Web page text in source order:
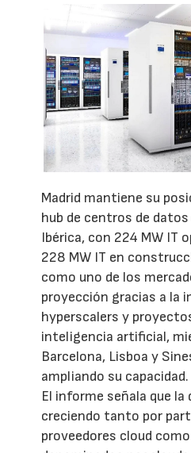
Madrid mantiene su
hub de centros de datos
Ibérica, con 224 MW IT
228 MW IT en
como uno de los
proyección gracias a la
hyperscalers y
inteligencia artificial,
Barcelona, Lisboa y
ampliando su capacidad.
El informe señala que la
creciendo tanto por
proveedores cloud